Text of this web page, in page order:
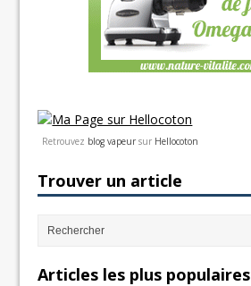
Retrouvez blog vapeur sur Hellocoton
Trouver un article
Articles les plus populaires